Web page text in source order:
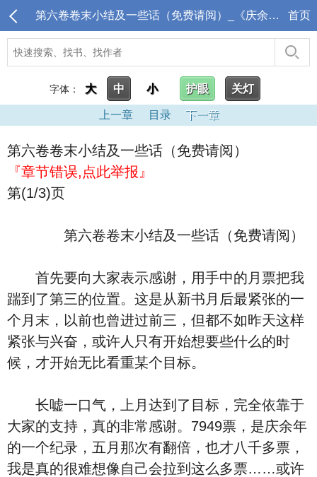
第六卷卷末小结及一些话（免费请阅）_《庆余年》电视剧 首页
字体： 大 中 小 护眼 关灯
上一章 目录 下一章
第六卷卷末小结及一些话（免费请阅）
『章节错误,点此举报』
第(1/3)页
第六卷卷末小结及一些话（免费请阅）
首先要向大家表示感谢，用手中的月票把我
踹到了第三的位置。这是从新书月后最紧张的一
个月末，以前也曾进过前三，但都不如昨天这样
紧张与兴奋，或许人只有开始想要些什么的时
候，才开始无比看重某个目标。
长嘘一口气，上月达到了目标，完全依靠于
大家的支持，真的非常感谢。7949票，是庆余年
的一个纪录，五月那次有翻倍，也才八千多票，
我是真的很难想像自己会拉到这么多票……或许